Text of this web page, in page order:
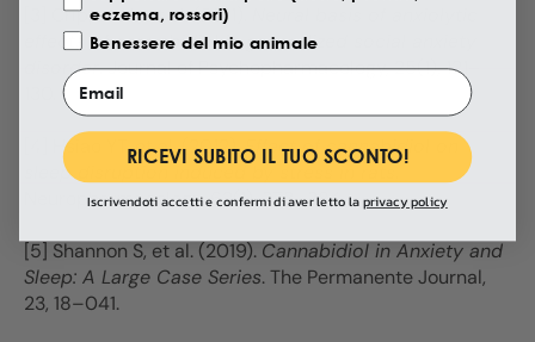
[3] Crippa JA, et al. (2011).
effects of cannabidiol in generalized social anxiety
disorder. Journal of Psychopharmacology, 25(1), 121–
[4] Hsiao YT, et al. (2012).Effect of cannabidiol on
sleep disruption induced by stress in rats
Neuropharmacology, 62(1), 373–384.
[5] Shannon S, et al. (2019). Cannabidiol in Anxiety and
Sleep: A Large Case Series. The Permanente Journal,
23, 18–041.
eczema, rossori)
Benessere del mio animale
Email
RICEVI SUBITO IL TUO SCONTO!
Iscrivendoti accetti e confermi di aver letto laprivacy policy